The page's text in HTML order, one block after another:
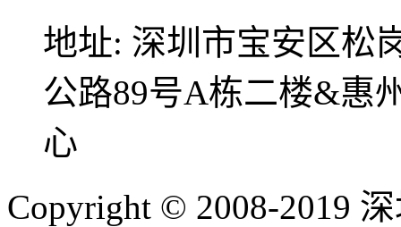
地址: 深圳市宝安区松
公路89号A栋二楼&惠
心
Copyright © 2008-2019